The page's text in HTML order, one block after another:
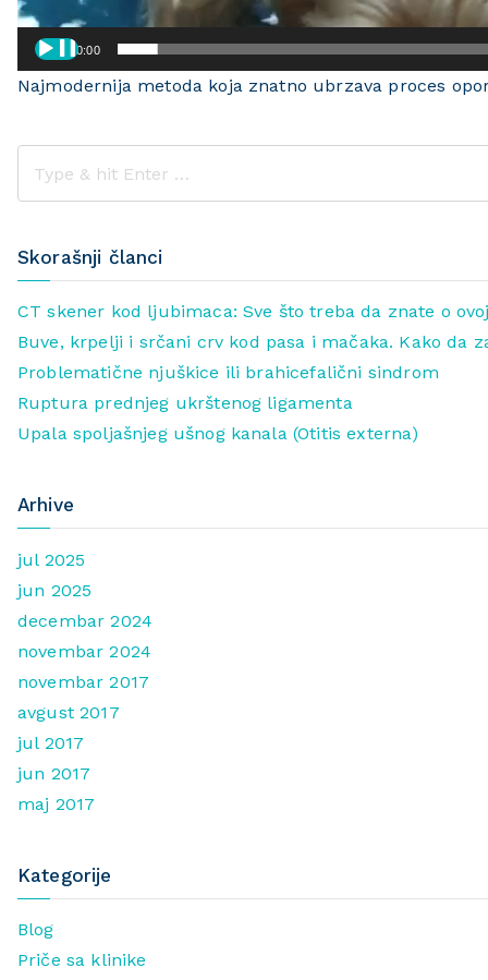
00:00
Najmodernija metoda koja znatno ubrzava proces
Skorašnji članci
CT skener kod ljubimaca: Sve što treba da znate o
Buve, krpelji i srčani crv kod pasa i mačaka. Kako da
Problematične njuškice ili brahicefalični sindrom
Ruptura prednjeg ukrštenog ligamenta
Upala spoljašnjeg ušnog kanala (Otitis externa)
Arhive
jul 2025
jun 2025
decembar 2024
novembar 2024
novembar 2017
avgust 2017
jul 2017
jun 2017
maj 2017
Kategorije
Blog
Priče sa klinike